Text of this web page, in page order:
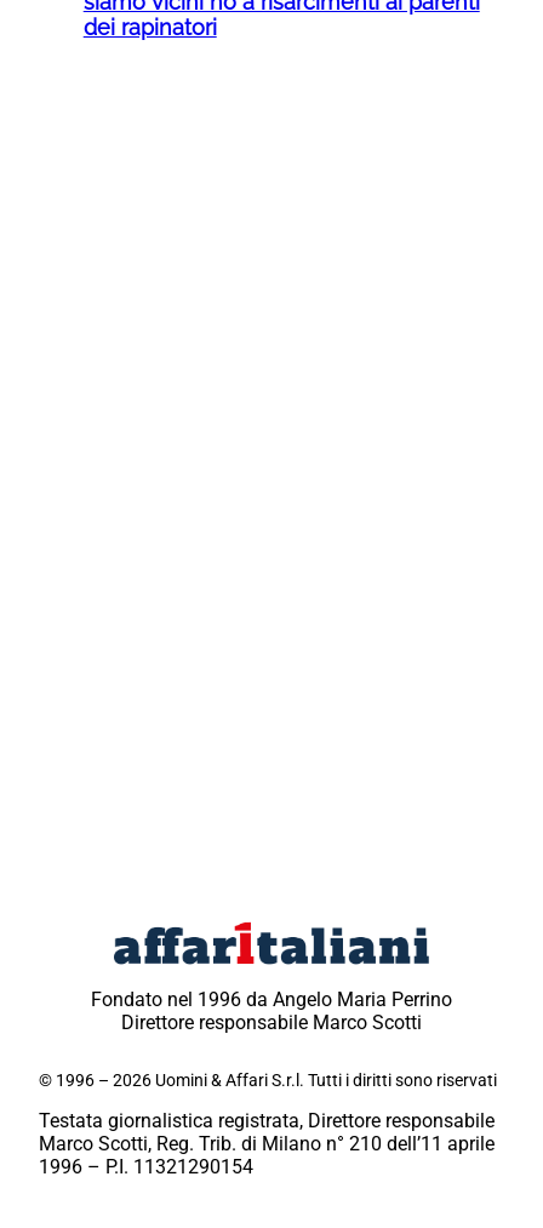
dei rapinatori
Fondato nel 1996 da Angelo Maria Perrino
Direttore responsabile Marco Scotti
© 1996 – 2026 Uomini & Affari S.r.l. Tutti i diritti sono riservati
Testata giornalistica registrata, Direttore responsabile
Marco Scotti, Reg. Trib. di Milano n° 210 dell’11 aprile
1996 – P.I. 11321290154